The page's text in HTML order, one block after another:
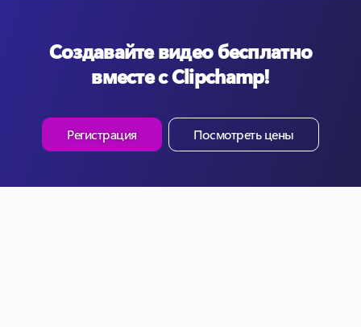
Создавайте видео бесплатно
вместе с Clipchamp!
Регистрация Посмотреть цены